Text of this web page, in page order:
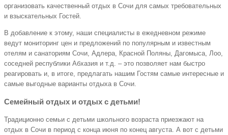
организовать качественный отдых в Сочи для самых требовательных
и взыскательных Гостей.
В добавление к этому, наши специалисты в ежедневном режиме
ведут мониторинг цен и предложений по популярным и известным
отелям и санаториям Сочи, Адлера, Красной Поляны, Дагомыса, Лоо,
соседней республики Абхазия и т.д. – это позволяет нам быстро
реагировать и, в итоге, предлагать нашим Гостям самые интересные и
самые выгодные варианты отдыха в Сочи.
Семейный отдых и отдых с детьми!
Традиционно семьи с детьми школьного возраста приезжают на
отдых в Сочи в период с конца июня по конец августа. А вот с детьми